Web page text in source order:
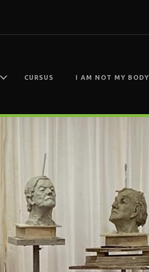
CURSUS I AM NOT MY BODY